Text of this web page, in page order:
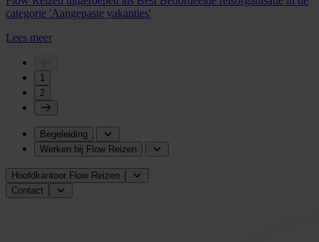
categorie 'Aangepaste vakanties'
Lees meer
1
2
Begeleiding
Werken bij Flow Reizen
Hoofdkantoor Flow Reizen
Contact